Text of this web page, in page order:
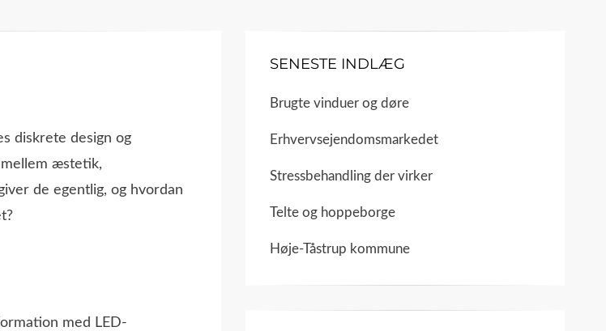
diskrete design og
æstetik,
de egentlig, og hvordan
med LED-
SENESTE INDLÆG
Brugte vinduer og døre
Erhvervsejendomsmarkedet
Stressbehandling der virker
Telte og hoppeborge
Høje-Tåstrup kommune